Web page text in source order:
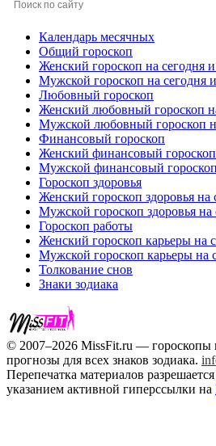
Календарь месячных
Общий гороскоп
Женский гороскоп на сегодня и
Мужской гороскоп на сегодня и
Любовный гороскоп
Женский любовный гороскоп
Мужской любовный гороскоп
Финансовый гороскоп
Женский финансовый гороскоп
Мужской финансовый гороскоп
Гороскоп здоровья
Женский гороскоп здоровья на
Мужской гороскоп здоровья на
Гороскоп работы
Женский гороскоп карьеры на
Мужской гороскоп карьеры на
Толкование снов
Знаки зодиака
© 2007–2026 MissFit.ru — гороскопы
прогнозы для всех знаков зодиака.
Перепечатка материалов
указанием активной гиперссылки на